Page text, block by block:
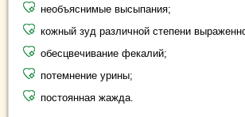
необъяснимые высыпания;
кожный зуд различной степени
обесцвечивание фекалий;
потемнение урины;
постоянная жажда.